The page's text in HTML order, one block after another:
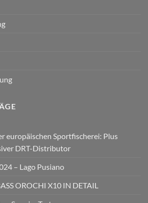
europäischen Sportfischerei: Plus
DRT-Distributor
– Lago Pusiano
OROCHI X10 IN DETAIL